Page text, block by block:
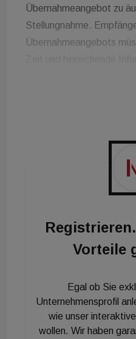
Übernahmeangebot zu
Stellungnahme.
Übernahmeangebots
führen, dass es bei
oder irreführenden
Angebotsunterlage
17.05.2021 sei die
bedeute jedoch nicht -
der Bieterin -, dass eine
Angebotsunterlage
Übernahmekommission
Verunsicherungen am
Übernahmekommission
Vorteile
Egal ob Sie
Unternehmensprofil
wie unser
wollen. Wir haben